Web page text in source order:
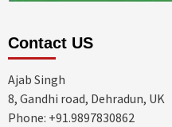
Contact US
Ajab Singh
8, Gandhi road, Dehradun, UK
Phone: +91.9897830862